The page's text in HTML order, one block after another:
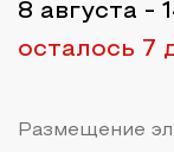
8 августа -
осталось 7
Размещение